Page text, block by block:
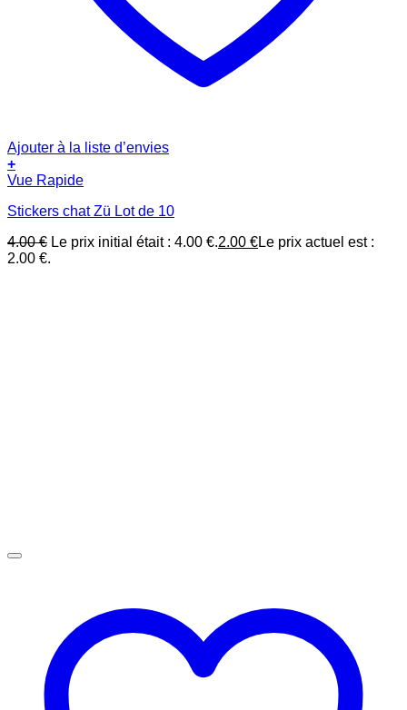
Ajouter à la liste d’envies
+
Vue Rapide
Stickers chat Zü Lot de 10
4.00€ Le prix initial était : 4.00 €.2.00 €Le prix actuel est :
2.00 €.